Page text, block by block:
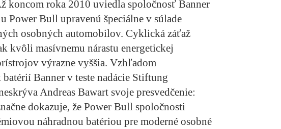
koncom roka 2010 uviedla spoločnosť Banner
Power Bull upravenú špeciálne v súlade
osobných automobilov. Cyklická záťaž
kvôli masívnemu nárastu energetickej
výrazne vyššia. Vzhľadom
Banner v teste nadácie Stiftung
Andreas Bawart svoje presvedčenie:
dokazuje, že Power Bull spoločnosti
náhradnou batériou pre moderné osobné